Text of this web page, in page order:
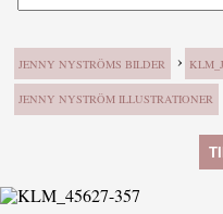
JENNY NYSTRÖMS BILDER ›
JENNY NYSTRÖM ILLUSTRATIONER